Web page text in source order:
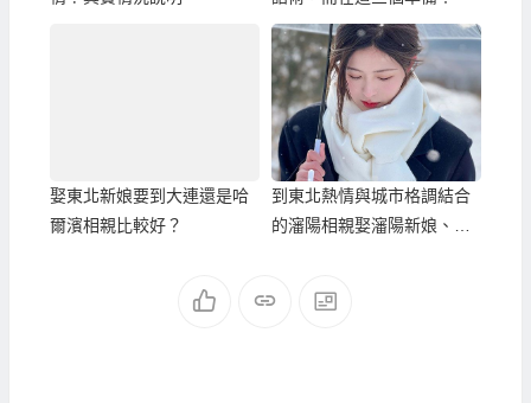
娶東北新娘要到大連還是哈
爾濱相親比較好？
到東北熱情與城市格調結合
的瀋陽相親娶瀋陽新娘、東